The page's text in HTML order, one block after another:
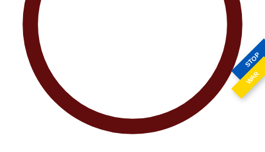
STOP
WAR